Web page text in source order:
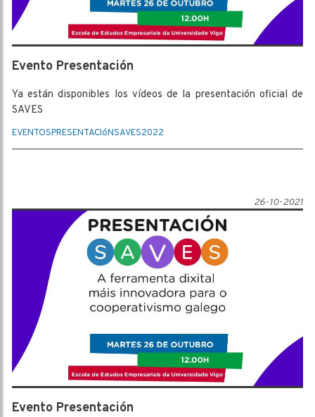
Evento Presentación
Ya están disponibles los vídeos de la presentación oficial de
SAVES
EVENTOSPRESENTACIóNSAVES2022
26-10-2021
Evento Presentación